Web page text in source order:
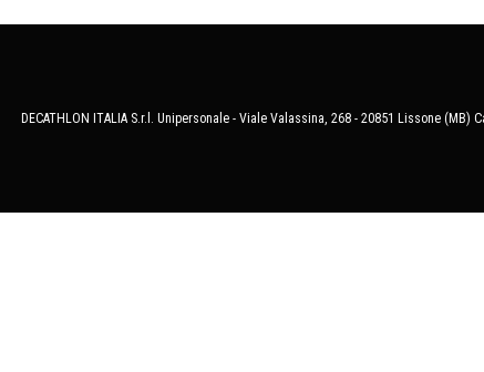
DECATHLON ITALIA S.r.l. Unipersonale - Viale Valassina, 268 - 20851 Lissone (MB)